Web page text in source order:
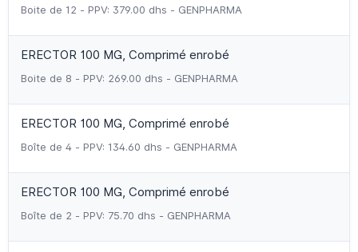
Boite de 12 - PPV: 379.00 dhs - GENPHARMA
ERECTOR 100 MG, Comprimé enrobé
Boite de 8 - PPV: 269.00 dhs - GENPHARMA
ERECTOR 100 MG, Comprimé enrobé
Boîte de 4 - PPV: 134.60 dhs - GENPHARMA
ERECTOR 100 MG, Comprimé enrobé
Boîte de 2 - PPV: 75.70 dhs - GENPHARMA